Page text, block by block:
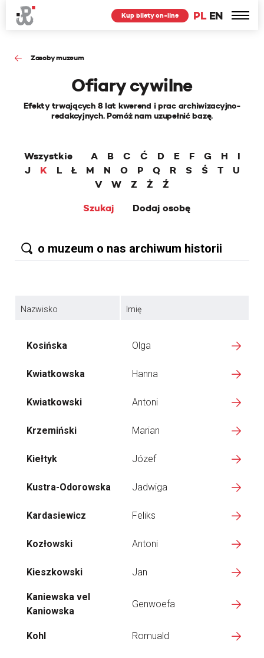
PL EN
Kup bilety on-line
Zasoby muzeum
Ofiary cywilne
Efekty trwających 8 lat kwerend i prac archiwizacyjno-
redakcyjnych. Pomóż nam uzupełnić bazę.
Wszystkie A B C Ć D E F G H
I
J
K L Ł M N O P Q R S Ś T
U
V
W Z Ż
Ź
Szukaj
Dodaj osobę
Nazwisko Imię
Kosińska Olga
Kwiatkowska Hanna
Kwiatkowski Antoni
Krzemiński Marian
Kiełtyk Józef
Kustra-Odorowska Jadwiga
Kardasiewicz Feliks
Kozłowski Antoni
Kieszkowski Jan
Kaniewska vel
Kaniowska
Genwoefa
Kohl Romuald